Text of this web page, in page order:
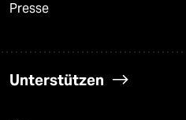
Presse
Unterstützen